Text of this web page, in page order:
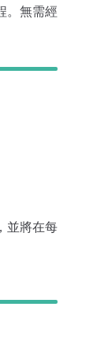
。無需經
並將在每